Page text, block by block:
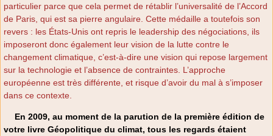
particulier parce que cela permet de rétablir l’universalité de l’Accord
de Paris, qui est sa pierre angulaire. Cette médaille a toutefois son
revers : les États-Unis ont repris le leadership des négociations, ils
imposeront donc également leur vision de la lutte contre le
changement climatique, c’est-à-dire une vision qui repose largement
sur la technologie et l’absence de contraintes. L’approche
européenne est très différente, et risque d’avoir du mal à s’imposer
dans ce contexte.
En 2009, au moment de la parution de la première édition de
votre livre Géopolitique du climat, tous les regards étaient